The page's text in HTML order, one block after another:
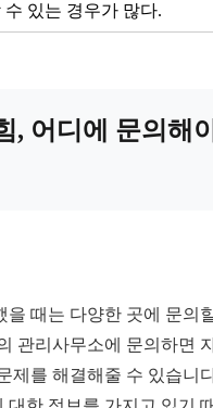
수 있는 경우가 많다.
, 어디에 문의해
때는 다양한 곳에 문의
관리사무소에 문의하면
제를 해결해줄 수 있습니